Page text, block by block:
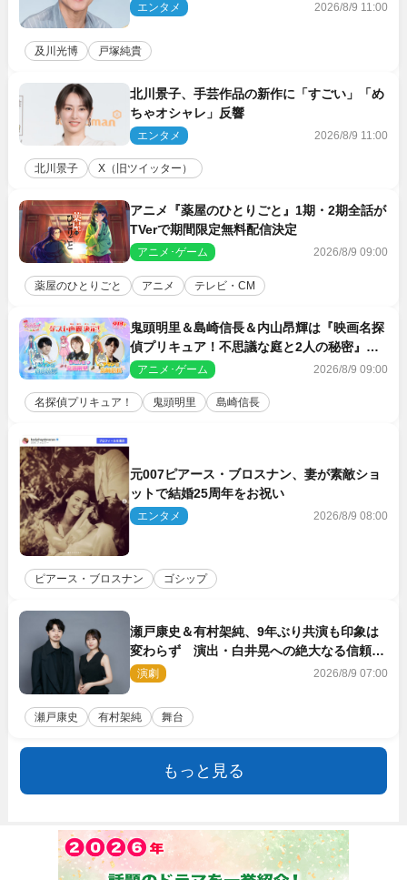
エンタメ 2026/8/9 11:00
及川光博 戸塚純貴
北川景子、手芸作品の新作に「すごい」「め
ちゃオシャレ」反響
エンタメ 2026/8/9 11:00
北川景子 X（旧ツイッター）
アニメ『薬屋のひとりごと』1期・2期全話が
TVerで期間限定無料配信決定
アニメ･ゲーム 2026/8/9 09:00
薬屋のひとりごと アニメ テレビ・CM
鬼頭明里＆島崎信長＆内山昂輝は『映画名探
偵プリキュア！不思議な庭と2人の秘密』ゲ
スト声優に決定
アニメ･ゲーム 2026/8/9 09:00
名探偵プリキュア！ 鬼頭明里 島崎信長
元007ピアース・ブロスナン、妻が素敵ショ
ットで結婚25周年をお祝い
エンタメ 2026/8/9 08:00
ピアース・ブロスナン ゴシップ
瀬戸康史＆有村架純、9年ぶり共演も印象は
変わらず 演出・白井晃への絶大なる信頼を
胸に舞台『キュー』に挑む
演劇 2026/8/9 07:00
瀬戸康史 有村架純 舞台
もっと見る